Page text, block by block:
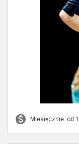
Miesięcznie: od